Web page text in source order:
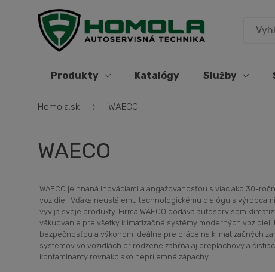
Produkty Katalógy Služby
Homola.sk WAECO
WAECO
WAECO je hnaná inováciami a angažovanosťou s viac ako 30-
vozidiel. Vďaka neustálemu technologickému dialógu s
vyvíja svoje produkty. Firma WAECO dodáva autoservisom
vákuovanie pre všetky klimatizačné systémy moderných
bezpečnosťou a výkonom ideálne pre práce na klimatizačných
systémov vo vozidlách prirodzene zahŕňa aj preplachový a
kontaminanty rovnako ako nepríjemné zápachy.